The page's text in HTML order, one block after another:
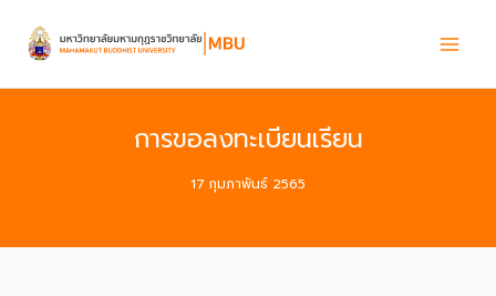
content
การขอลงทะเบียนเรียน
17 กุมภาพันธ์ 2565